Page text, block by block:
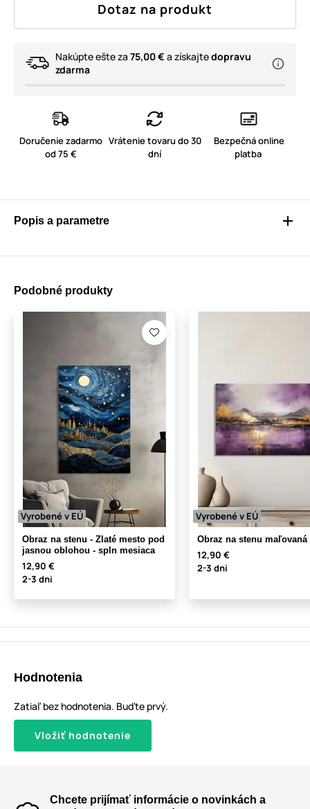
Dotaz na produkt
Nakúpte ešte za 75,00 € a získajtedopravu
zdarma
Doručenie zadarmo
od 75 €
Vrátenie tovaru do 30
dní
Bezpečná online
platba
Popis a parametre
Podobné produkty
Vyrobené v EÚ
Obraz na stenu - Zlaté mesto pod
jasnou oblohou - spln mesiaca
12,90 €
2-3 dni
Vyrobené v EÚ
Obraz na stenu
12,90 €
2-3 dni
Hodnotenia
Zatiaľ bez hodnotenia. Buďte prvý.
Vložiť hodnotenie
Chcete prijímať informácie o novinkách a